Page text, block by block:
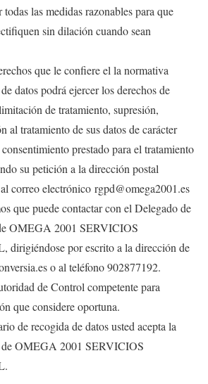
las medidas razonables para que
sin dilación cuando sean
que le confiere el la normativa
datos podrá ejercer los derechos de
de tratamiento, supresión,
al tratamiento de sus datos de carácter
prestado para el tratamiento
su petición a la dirección postal
correo electrónico rgpd@omega2001.es
que puede contactar con el Delegado de
OMEGA 2001 SERVICIOS
por escrito a la dirección de
o al teléfono 902877192.
de Control competente para
que considere oportuna.
de recogida de datos usted acepta la
OMEGA 2001 SERVICIOS